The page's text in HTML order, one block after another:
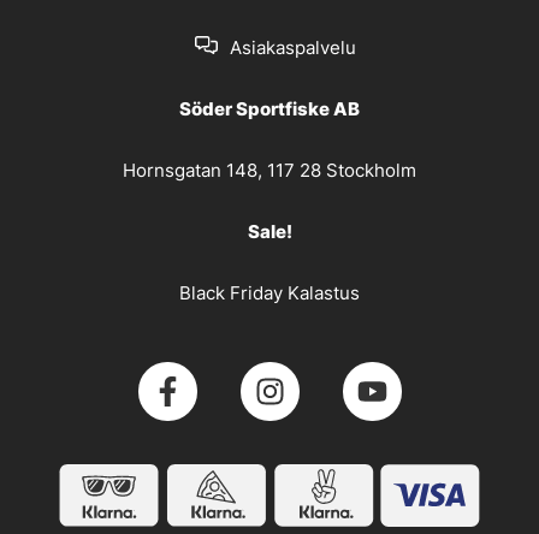
Asiakaspalvelu
Söder Sportfiske AB
Hornsgatan 148, 117 28 Stockholm
Sale!
Black Friday Kalastus